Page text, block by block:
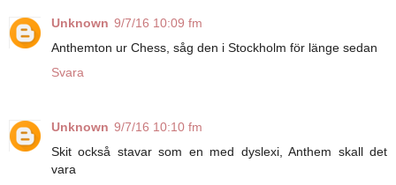
Unknown 9/7/16 10:09 fm
Anthemton ur Chess, såg den i Stockholm för länge sedan
Svara
Unknown 9/7/16 10:10 fm
Skit också stavar som en med dyslexi, Anthem skall det
vara